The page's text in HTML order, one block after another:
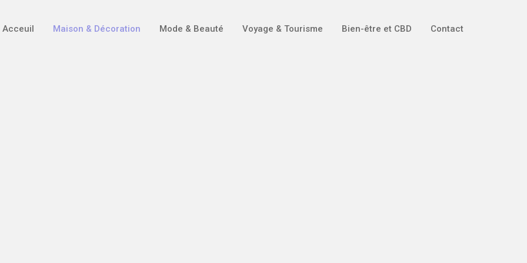
Acceuil Maison & Décoration Mode & Beauté Voyage & Tourisme Bien-être et CBD Contact